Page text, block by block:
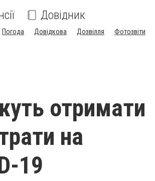
Довідник
Погода Довідкова Дозвілля Фотозвіти
отримати
на
19